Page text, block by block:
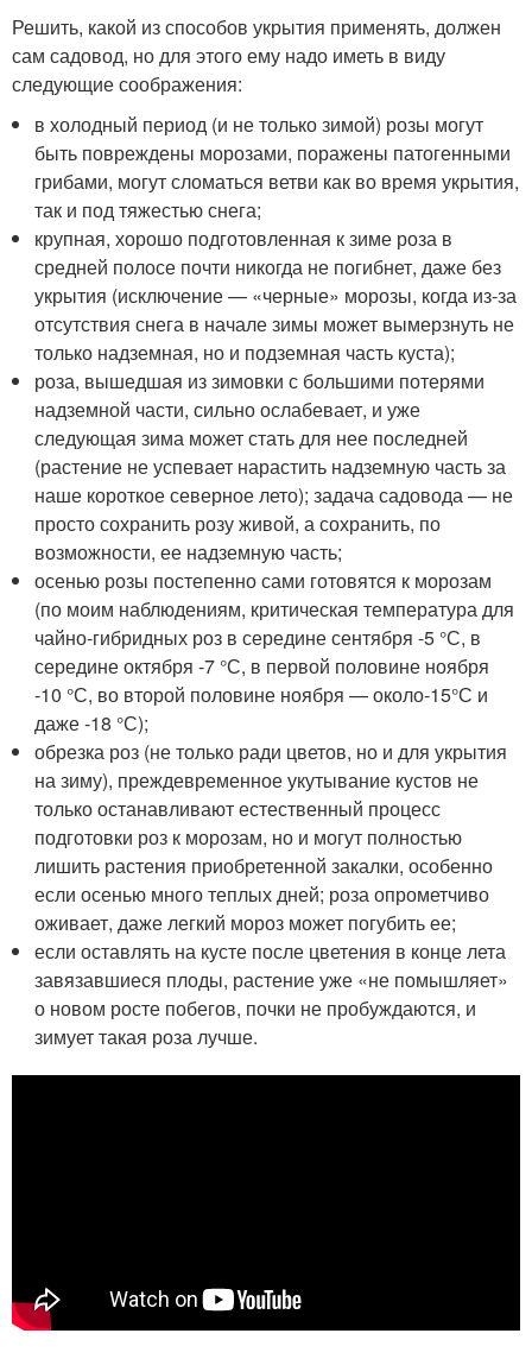
Решить, какой из способов укрытия применять, должен
сам садовод, но для этого ему надо иметь в виду
следующие соображения:
в холодный период (и не только зимой) розы могут
быть повреждены морозами, поражены патогенными
грибами, могут сломаться ветви как во время укрытия,
так и под тяжестью снега;
крупная, хорошо подготовленная к зиме роза в
средней полосе почти никогда не погибнет, даже без
укрытия (исключение — «черные» морозы, когда из-за
отсутствия снега в начале зимы может вымерзнуть не
только надземная, но и подземная часть куста);
роза, вышедшая из зимовки с большими потерями
надземной части, сильно ослабевает, и уже
следующая зима может стать для нее последней
(растение не успевает нарастить надземную часть за
наше короткое северное лето); задача садовода — не
просто сохранить розу живой, а сохранить, по
возможности, ее надземную часть;
осенью розы постепенно сами готовятся к морозам
(по моим наблюдениям, критическая температура для
чайно-гибридных роз в середине сентября -5 °С, в
середине октября -7 °С, в первой половине ноября
-10 °С, во второй половине ноября — около-15°С и
даже -18 °С);
обрезка роз (не только ради цветов, но и для укрытия
на зиму), преждевременное укутывание кустов не
только останавливают естественный процесс
подготовки роз к морозам, но и могут полностью
лишить растения приобретенной закалки, особенно
если осенью много теплых дней; роза опрометчиво
оживает, даже легкий мороз может погубить ее;
если оставлять на кусте после цветения в конце лета
завязавшиеся плоды, растение уже «не помышляет»
о новом росте побегов, почки не пробуждаются, и
зимует такая роза лучше.